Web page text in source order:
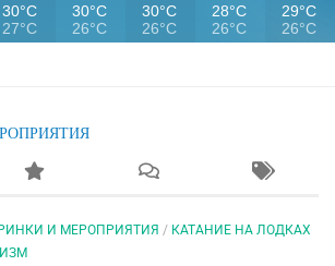
30°C
27°C
30°C
26°C
30°C
26°C
28°C
26°C
29°C
26°C
И МЕРОПРИЯТИЯ / КАТАНИЕ НА ЛОДКАХ